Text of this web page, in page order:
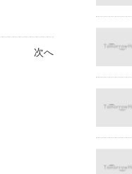
次へ